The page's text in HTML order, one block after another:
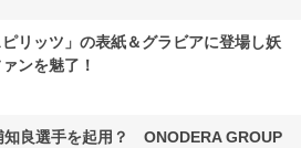
リッツ」の表紙＆グラビアに登場し妖
ンを魅了！
知良選手を起用？ ONODERA GROUP